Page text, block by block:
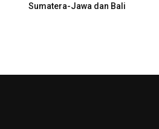
Sumatera-Jawa dan Bali